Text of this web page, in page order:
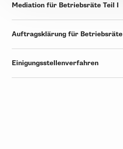
Mediation für Betriebsräte Teil I
Auftragsklärung für Betriebsräte
Einigungsstellenverfahren